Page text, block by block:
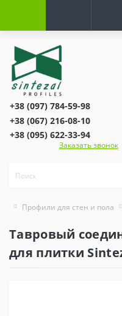
+38 (097) 784-59-98
+38 (067) 216-08-10
+38 (095) 622-33-94
Заказать звонок
Профили для стен и пола
Тавровый
для плитки